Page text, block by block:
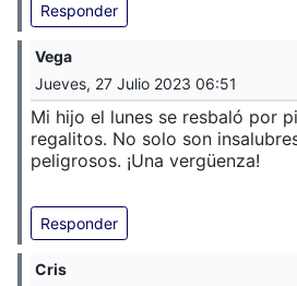
Responder
Vega
Jueves, 27 Julio 2023 06:51
Mi hijo el lunes se resbaló por
regalitos. No solo son
peligrosos. ¡Una vergüenza!
Responder
Cris